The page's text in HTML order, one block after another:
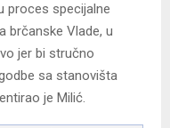
proces specijalne
brčanske Vlade, u
jer bi stručno
sa stanovišta
je Milić.